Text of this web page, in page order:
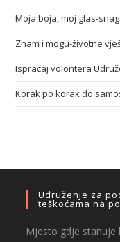
Moja boja, moj glas-
Znam i mogu-životne
Ispraćaj volontera
Korak po korak do
Udruženje za
teškoćama na
Mjesto gdje stanuje